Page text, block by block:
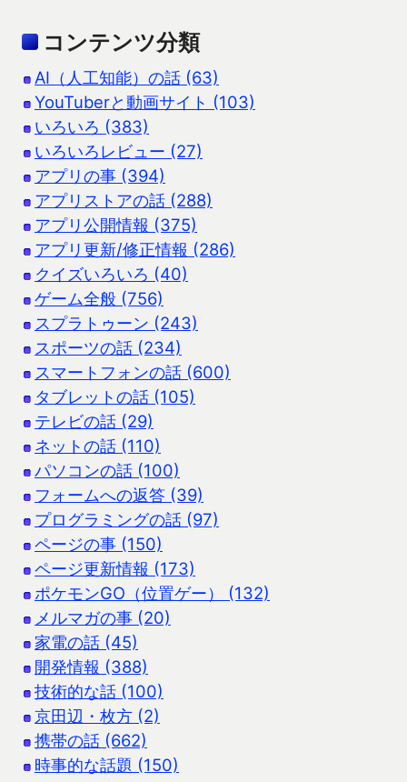
コンテンツ分類
AI（人工知能）の話 (63)
YouTuberと動画サイト (103)
いろいろ (383)
いろいろレビュー (27)
アプリの事 (394)
アプリストアの話 (288)
アプリ公開情報 (375)
アプリ更新/修正情報 (286)
クイズいろいろ (40)
ゲーム全般 (756)
スプラトゥーン (243)
スポーツの話 (234)
スマートフォンの話 (600)
タブレットの話 (105)
テレビの話 (29)
ネットの話 (110)
パソコンの話 (100)
フォームへの返答 (39)
プログラミングの話 (97)
ページの事 (150)
ページ更新情報 (173)
ポケモンGO（位置ゲー） (132)
メルマガの事 (20)
家電の話 (45)
開発情報 (388)
技術的な話 (100)
京田辺・枚方 (2)
携帯の話 (662)
時事的な話題 (150)